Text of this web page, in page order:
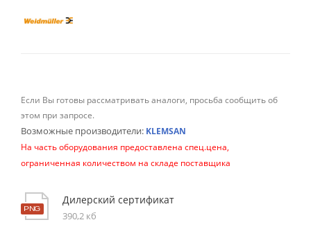
Если Вы готовы рассматривать аналоги, просьба сообщить об
этом при запросе.
Возможные производители: KLEMSAN
На часть оборудования предоставлена спец.цена,
ограниченная количеством на складе поставщика
Дилерский сертификат
390,2 кб